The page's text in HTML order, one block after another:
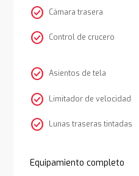
check_circle Cámara trasera
check_circle Control de crucero
check_circle Asientos de tela
check_circle Limitador de velocidad
check_circle Lunas traseras tintadas
Equipamiento completo